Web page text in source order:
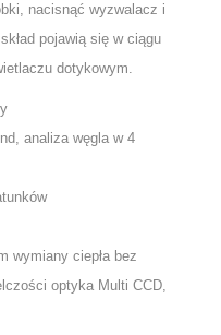
nacisnąć wyzwalacz i
pojawią się w ciągu
dotykowym.
analiza węgla w 4
wymiany ciepła bez
optyka Multi CCD,